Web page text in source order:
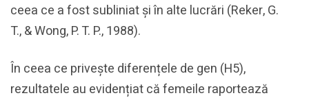
ceea ce a fost subliniat şi în alte lucrări (Reker, G.
T., & Wong, P. T. P., 1988).
În ceea ce privește diferențele de gen (H5),
rezultatele au evidențiat că femeile raportează